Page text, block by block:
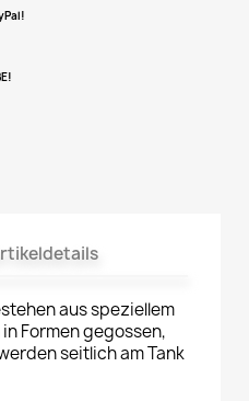
aus speziellem
Formen gegossen,
seitlich am Tank